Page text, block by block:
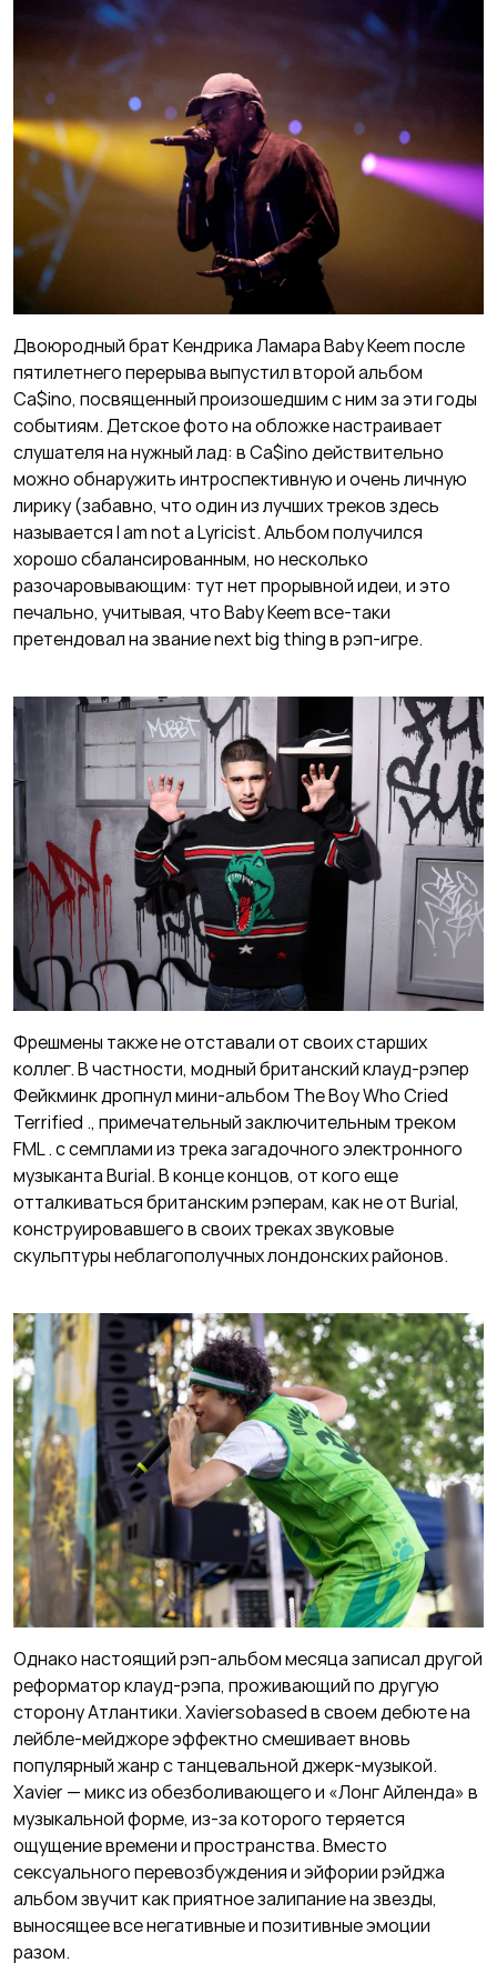
Двоюродный брат Кендрика Ламара Baby Keem после
пятилетнего перерыва выпустил второй альбом
Ca$ino, посвященный произошедшим с ним за эти годы
событиям. Детское фото на обложке настраивает
слушателя на нужный лад: в Ca$ino действительно
можно обнаружить интроспективную и очень личную
лирику (забавно, что один из лучших треков здесь
называется I am not a Lyricist. Альбом получился
хорошо сбалансированным, но несколько
разочаровывающим: тут нет прорывной идеи, и это
печально, учитывая, что Baby Keem все-таки
претендовал на звание next big thing в рэп-игре.
Фрешмены также не отставали от своих старших
коллег. В частности, модный британский клауд-рэпер
Фейкминк дропнул мини-альбом The Boy Who Cried
Terrified ., примечательный заключительным треком
FML . с семплами из трека загадочного электронного
музыканта Burial. В конце концов, от кого еще
отталкиваться британским рэперам, как не от Burial,
конструировавшего в своих треках звуковые
скульптуры неблагополучных лондонских районов.
Однако настоящий рэп-альбом месяца записал другой
реформатор клауд-рэпа, проживающий по другую
сторону Атлантики. Xaviersobased в своем дебюте на
лейбле-мейджоре эффектно смешивает вновь
популярный жанр с танцевальной джерк-музыкой.
Xavier — микс из обезболивающего и «Лонг Айленда» в
музыкальной форме, из-за которого теряется
ощущение времени и пространства. Вместо
сексуального перевозбуждения и эйфории рэйджа
альбом звучит как приятное залипание на звезды,
выносящее все негативные и позитивные эмоции
разом.